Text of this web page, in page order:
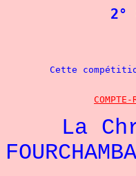
2°
Cette
COMPTE-
La